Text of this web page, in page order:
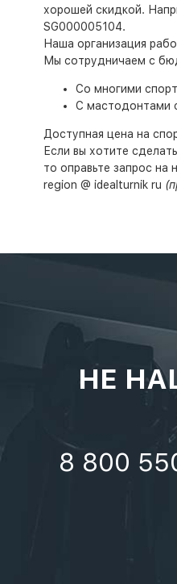
хорошей скидкой.
SG000005104.
Наша организация
Мы сотрудничаем с
Со многими
С мастодонтами
Доступная цена на
Если вы хотите
то оправьте запрос на
region @ idealturnik ru
НЕ
8 800